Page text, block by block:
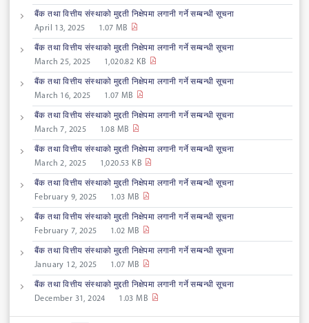
बैंक तथा वित्तीय संस्थाको मुद्दती निक्षेपमा लगानी गर्ने सम्बन्धी सूचना
April 13, 2025
1.07 MB
बैंक तथा वित्तीय संस्थाको मुद्दती निक्षेपमा लगानी गर्ने सम्बन्धी सूचना
March 25, 2025
1,020.82 KB
बैंक तथा वित्तीय संस्थाको मुद्दती निक्षेपमा लगानी गर्ने सम्बन्धी सूचना
March 16, 2025
1.07 MB
बैंक तथा वित्तीय संस्थाको मुद्दती निक्षेपमा लगानी गर्ने सम्बन्धी सूचना
March 7, 2025
1.08 MB
बैंक तथा वित्तीय संस्थाको मुद्दती निक्षेपमा लगानी गर्ने सम्बन्धी सूचना
March 2, 2025
1,020.53 KB
बैंक तथा वित्तीय संस्थाको मुद्दती निक्षेपमा लगानी गर्ने सम्बन्धी सूचना
February 9, 2025
1.03 MB
बैंक तथा वित्तीय संस्थाको मुद्दती निक्षेपमा लगानी गर्ने सम्बन्धी सूचना
February 7, 2025
1.02 MB
बैंक तथा वित्तीय संस्थाको मुद्दती निक्षेपमा लगानी गर्ने सम्बन्धी सूचना
January 12, 2025
1.07 MB
बैंक तथा वित्तीय संस्थाको मुद्दती निक्षेपमा लगानी गर्ने सम्बन्धी सूचना
December 31, 2024
1.03 MB